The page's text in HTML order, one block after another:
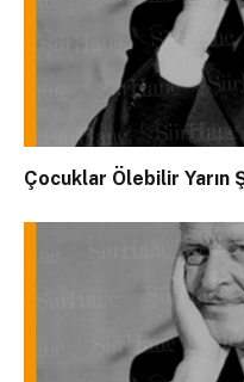
Çocuklar Ölebilir Yarın